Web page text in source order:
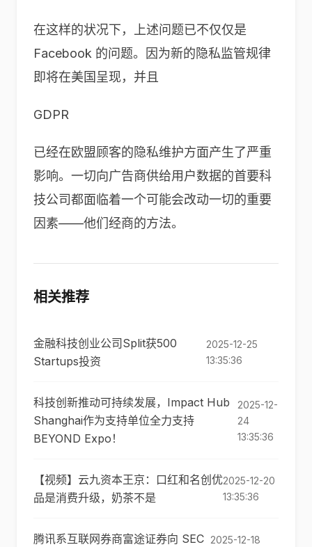
在这样的状况下，上述问题已不仅仅是
Facebook 的问题。因为新的隐私监管规律
即将在美国呈现，并且
GDPR
已经在欧盟顾客的隐私维护方面产生了严重
影响。一切向广告商供给用户数据的首要科
技公司都面临着一个可能会改动一切的重要
因素——他们经商的方法。
相关推荐
金融科技创业公司Split获500
Startups投资
2025-12-25
13:35:36
科技创新推动可持续发展，Impact Hub
Shanghai作为支持单位全力支持
BEYOND Expo！
2025-12-
24
13:35:36
【视频】云九资本王京：口红和名创优
品是消费升级，奶茶不是
2025-12-20
13:35:36
腾讯系互联网券商富途证券向 SEC 2025-12-18